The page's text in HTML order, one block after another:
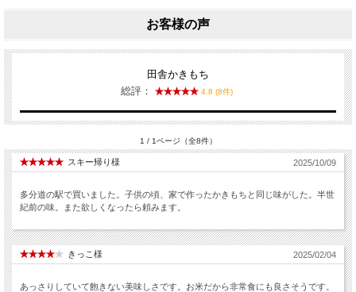
お客様の声
田舎かきもち
総評：
4.8 (8件)
1 / 1ページ（全8件）
スキー帰り様 2025/10/09
多分道の駅で買いました。子供の頃、家で作ったかきもちと同じ味がした。半世
紀前の味。また欲しくなったら頼みます。
きっこ様 2025/02/04
あっさりしていて飽きない美味しさです。お米だから非常食にも良さそうです。